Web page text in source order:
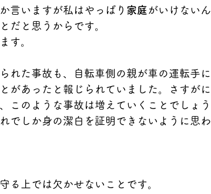
言いますが私はやっぱり 家庭 がいけないん
だと思うからです。
す。
れた事故も、自転車側の親が車の運転手に
があったと報じられていました。さすがに
このような事故は増えていくことでしょう
でしか身の潔白を証明できないように思わ
る上では欠かせないことです。